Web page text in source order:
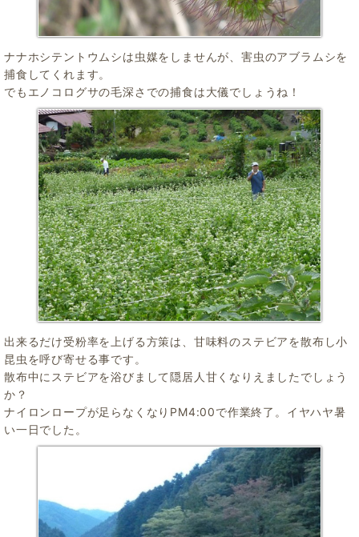
ナナホシテントウムシは虫媒をしませんが、害虫のアブラムシを
捕食してくれます。
でもエノコログサの毛深さでの捕食は大儀でしょうね！
出来るだけ受粉率を上げる方策は、甘味料のステビアを散布し小
昆虫を呼び寄せる事です。
散布中にステビアを浴びまして隠居人甘くなりえましたでしょう
か？
ナイロンロープが足らなくなりPM4:00で作業終了。イヤハヤ暑
い一日でした。